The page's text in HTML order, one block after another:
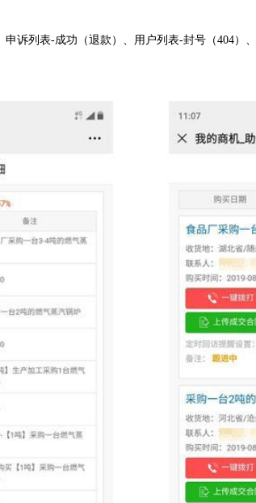
申诉列表-成功（退款）、用户列表-封号（404）、